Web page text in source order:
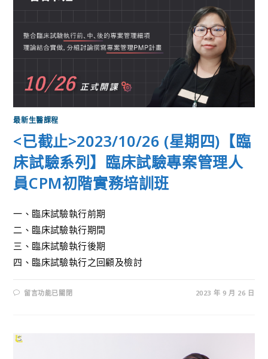
最新生醫課程
<已截止>2023/10/26 (星期四)【臨
床試驗系列】臨床試驗專案管理人
員CPM初階實務培訓班
一、臨床試驗執行前期
二、臨床試驗執行期間
三、臨床試驗執行後期
四、臨床試驗執行之回顧及檢討
留言功能已關閉 2023 年 9 月 26 日